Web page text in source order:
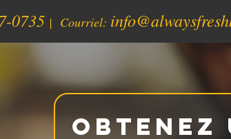
0735| Courriel:
Obtenez